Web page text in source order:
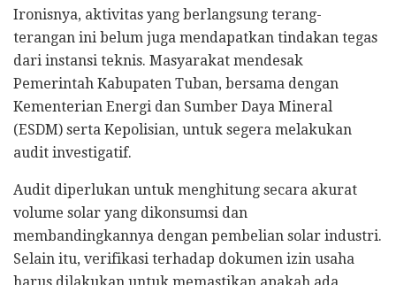
Ironisnya, aktivitas yang berlangsung terang-
terangan ini belum juga mendapatkan tindakan tegas
dari instansi teknis. Masyarakat mendesak
Pemerintah Kabupaten Tuban, bersama dengan
Kementerian Energi dan Sumber Daya Mineral
(ESDM) serta Kepolisian, untuk segera melakukan
audit investigatif.
Audit diperlukan untuk menghitung secara akurat
volume solar yang dikonsumsi dan
membandingkannya dengan pembelian solar industri.
Selain itu, verifikasi terhadap dokumen izin usaha